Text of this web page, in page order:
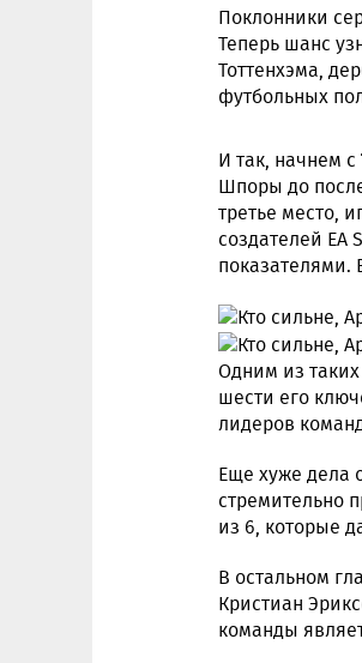
Поклонники
Теперь шанс
Тоттенхэма,
футбольных
И так, начнем с
Шпоры до
третье место,
создателей
показателями.
Одним из
шести его
лидеров
Еще хуже дела
стремительно
из 6, которые
В остальном
Кристиан
команды